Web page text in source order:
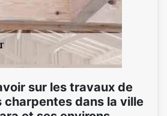
sur les travaux de
charpentes dans la ville